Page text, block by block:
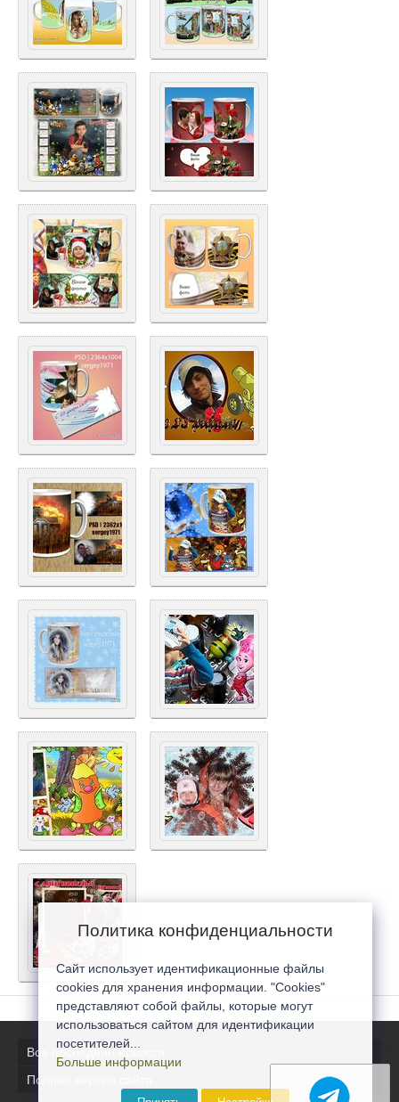
Все последние новости
Полная версия сайта
Политика конфиденциальности
Сайт использует идентификационные файлы
cookies для хранения информации. "Cookies"
представляют собой файлы, которые могут
использоваться сайтом для идентификации
посетителей...
Больше информации